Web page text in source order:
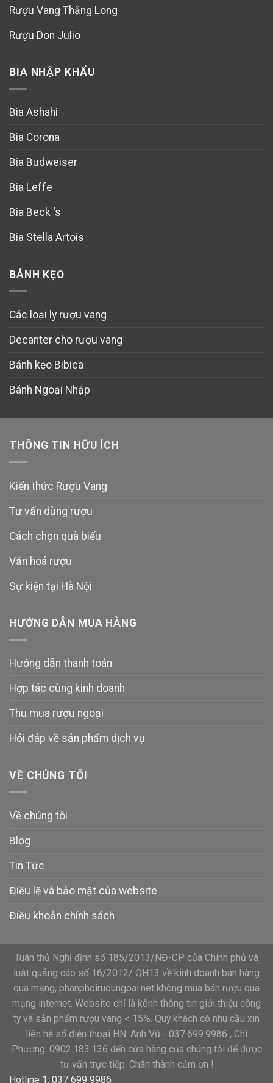
Rượu Vang Thăng Long
Rượu Don Julio
BIA NHẬP KHẨU
Bia Ashahi
Bia Corona
Bia Budweiser
Bia Leffe
Bia Beck ‘s
Bia Stella Artois
BÁNH KẸO
Các loại ly rượu vang
Decanter cho rượu vang
Bánh kẹo Bibica
Bánh Ngoại Nhập
THÔNG TIN HỮU ÍCH
Kiến thức Rượu Vang
Tư vấn dùng rượu
Cách chọn quà biếu
Văn hoá rượu
Sự kiện tại Hà Nội
HƯỚNG DẪN MUA HÀNG
Hướng dẫn thanh toán
Hợp tác cùng kinh doanh
Thu mua rượu ngoại
Hỏi đáp về sản phẩm dịch vụ
VỀ CHÚNG TÔI
Về chúng tôi
Blog
Tin Tức
Điều lệ và bảo mật của website
Điều khoản chính sách
Tuân thủ Nghị định số 185/2013/NĐ-CP của Chính phủ và
luật quảng cáo số 16/2012/ QH13 về kinh doanh bán hàng
qua mạng, phanphoiruoungoai.net không mua bán rượu qua
mạng internet. Website chỉ là kênh thông tin giới thiệu công
ty và sản phẩm rượu vang < 15%. Quý khách có nhu cầu xin
liên hệ số điện thoại HN: Anh Vũ - 037.699.9986 , Chi
Phương: 0902.183.136 đến cửa hàng của chúng tôi để được
tư vấn trực tiếp. Chân thành cảm ơn !
Hotline 1: 037 699 9986